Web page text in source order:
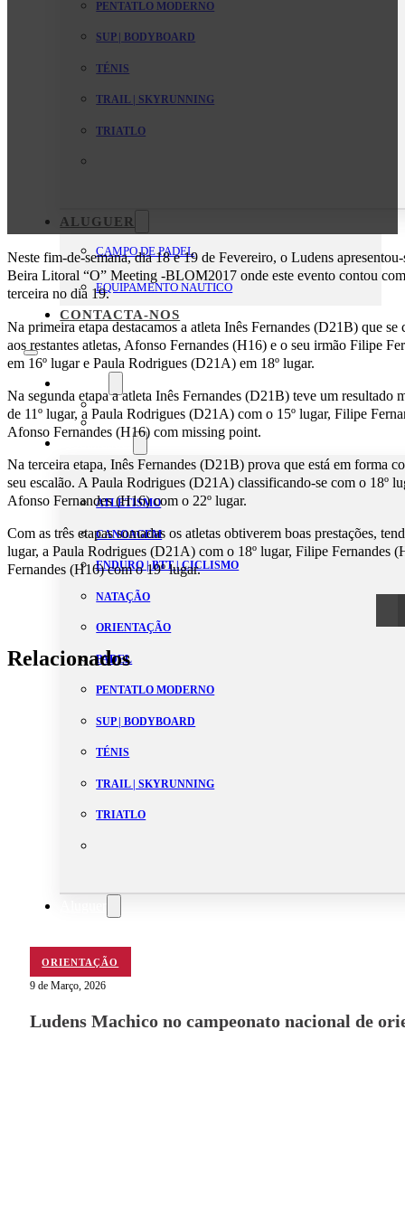
PENTATLO MODERNO
SUP | BODYBOARD
TÉNIS
TRAIL | SKYRUNNING
TRIATLO
ALUGUER
CAMPO DE PADEL
EQUIPAMENTO NAUTICO
CONTACTA-NOS
Mensagem da Direção
Estatutos
Modalidades
ATLETISMO
CANOAGEM
ENDURO | BTT | CICLISMO
NATAÇÃO
ORIENTAÇÃO
PADEL
PENTATLO MODERNO
SUP | BODYBOARD
TÉNIS
TRAIL | SKYRUNNING
TRIATLO
Equipamento Nautico
Contacta-nos
Neste fim-de-semana, dia 18 e 19 de Fevereiro, o Ludens
Beira Litoral “O” Meeting -BLOM2017 onde este evento contou
terceira no dia 19.
Na primeira etapa destacamos a atleta Inês Fernandes (D21B) que
aos restantes atletas, Afonso Fernandes (H16) e o seu irmão Filipe
em 16º lugar e Paula Rodrigues (D21A) em 18º lugar.
Na segunda etapa a atleta Inês Fernandes (D21B) teve um resultado
de 11º lugar, a Paula Rodrigues (D21A) com o 15º lugar, Filipe
Afonso Fernandes (H16) com missing point.
Na terceira etapa, Inês Fernandes (D21B) prova que está em forma
seu escalão. A Paula Rodrigues (D21A) classificando-se com o 18º
Afonso Fernandes (H16) com o 22º lugar.
Com as três etapas somadas os atletas obtiverem boas prestações,
lugar, a Paula Rodrigues (D21A) com o 18º lugar, Filipe Fernandes
Fernandes (H16) com o 19º lugar.
Relacionados
ORIENTAÇÃO
9 de Março, 2026
Ludens Machico no campeonato nacional de